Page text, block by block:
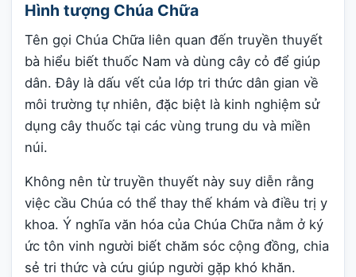
Hình tượng Chúa Chữa
Tên gọi Chúa Chữa liên quan đến truyền thuyết
bà hiểu biết thuốc Nam và dùng cây cỏ để giúp
dân. Đây là dấu vết của lớp tri thức dân gian về
môi trường tự nhiên, đặc biệt là kinh nghiệm sử
dụng cây thuốc tại các vùng trung du và miền
núi.
Không nên từ truyền thuyết này suy diễn rằng
việc cầu Chúa có thể thay thế khám và điều trị y
khoa. Ý nghĩa văn hóa của Chúa Chữa nằm ở ký
ức tôn vinh người biết chăm sóc cộng đồng, chia
sẻ tri thức và cứu giúp người gặp khó khăn.